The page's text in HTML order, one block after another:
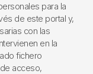
para la
de este portal y,
con las
en la
fichero
acceso,